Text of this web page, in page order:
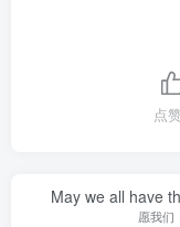
点
May we all have
愿我们